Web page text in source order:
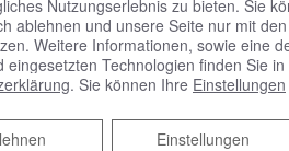
Nutzungserlebnis zu bieten. Sie
ablehnen und unsere Seite nur mit
Weitere Informationen, sowie eine
eingesetzten Technologien finden Sie
. Sie können Ihre Einstellungen
Einstellungen